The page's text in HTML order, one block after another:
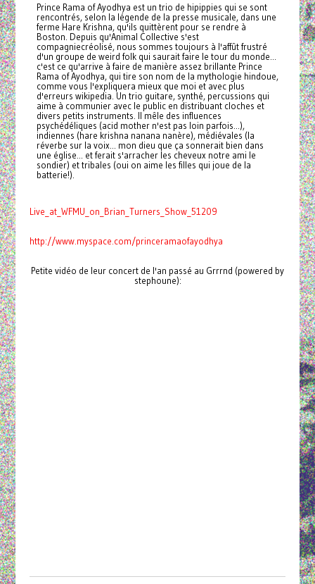
Prince Rama of Ayodhya est un trio de hipippies qui se sont
rencontrés, selon la légende de la presse musicale, dans une
ferme Hare Krishna, qu'ils quittèrent pour se rendre à
Boston. Depuis qu'Animal Collective s'est
compagniecréolisé, nous sommes toujours à l'affût frustré
d'un groupe de weird folk qui saurait faire le tour du monde...
c'est ce qu'arrive à faire de manière assez brillante Prince
Rama of Ayodhya, qui tire son nom de la mythologie hindoue,
comme vous l'expliquera mieux que moi et avec plus
d'erreurs wikipedia. Un trio guitare, synthé, percussions qui
aime à communier avec le public en distribuant cloches et
divers petits instruments. Il mêle des influences
psychédéliques (acid mother n'est pas loin parfois...),
indiennes (hare krishna nanana nanère), médiévales (la
réverbe sur la voix... mon dieu que ça sonnerait bien dans
une église... et ferait s'arracher les cheveux notre ami le
sondier) et tribales (oui on aime les filles qui joue de la
batterie!).
Live_at_WFMU_on_Brian_Turners_Show_51209
http://www.myspace.com/princeramaofayodhya
Petite vidéo de leur concert de l'an passé au Grrrnd (powered by
stephoune):